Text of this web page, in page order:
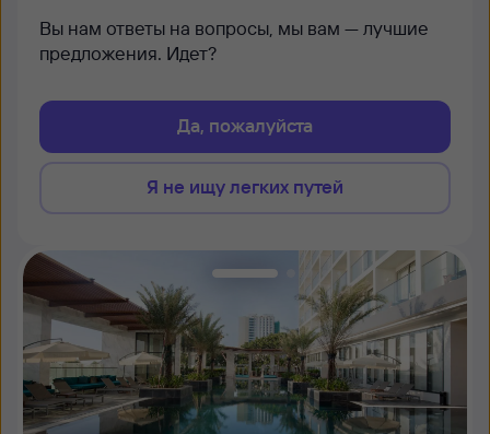
Вы нам ответы на вопросы, мы вам — лучшие
предложения. Идет?
Да, пожалуйста
Я не ищу легких путей